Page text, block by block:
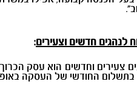
לנהגים חדשים וצעירים:
צעירים וחדשים הוא עסק
בתשלום החודשי של העסקה